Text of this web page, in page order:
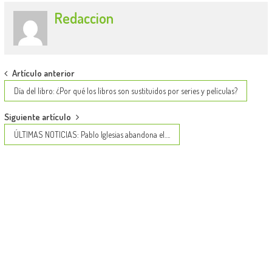
Redaccion
Post
navigation
Artículo anterior
Día del libro: ¿Por qué los libros son sustituidos por series y películas?
Siguiente artículo
ÚLTIMAS NOTICIAS: Pablo Iglesias abandona el….